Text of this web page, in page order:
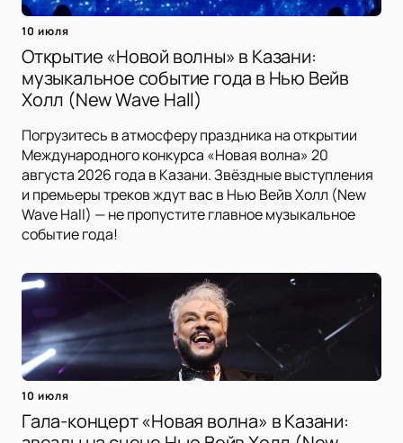
10 июля
Открытие «Новой волны» в Казани:
музыкальное событие года в Нью Вейв
Холл (New Wave Hall)
Погрузитесь в атмосферу праздника на открытии
Международного конкурса «Новая волна» 20
августа 2026 года в Казани. Звёздные выступления
и премьеры треков ждут вас в Нью Вейв Холл (New
Wave Hall) — не пропустите главное музыкальное
событие года!
10 июля
Гала-концерт «Новая волна» в Казани: